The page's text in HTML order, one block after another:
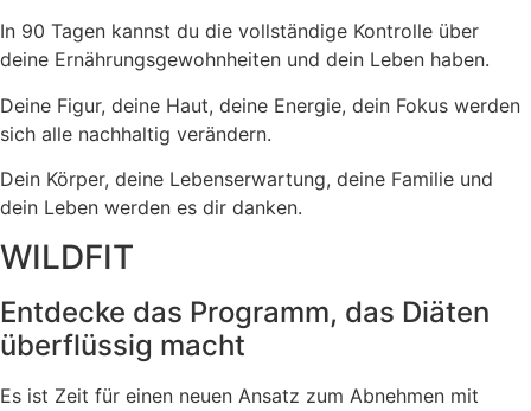
In 90 Tagen kannst du die vollständige Kontrolle über
deine Ernährungsgewohnheiten und dein Leben haben.
Deine Figur, deine Haut, deine Energie, dein Fokus werden
sich alle nachhaltig verändern.
Dein Körper, deine Lebenserwartung, deine Familie und
dein Leben werden es dir danken.
WILDFIT
Entdecke das Programm, das Diäten
überflüssig macht
Es ist Zeit für einen neuen Ansatz zum Abnehmen mit